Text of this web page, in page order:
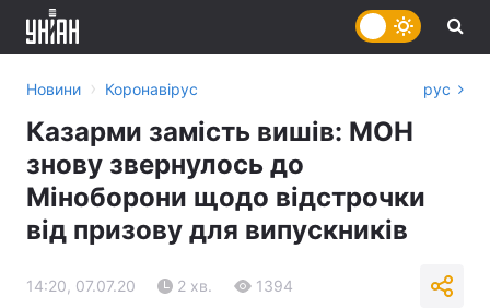
Новини › Коронавірус рус
Казарми замість вишів: МОН
знову звернулось до
Міноборони щодо відстрочки
від призову для випускників
14:20, 07.07.20 2 хв. 1394